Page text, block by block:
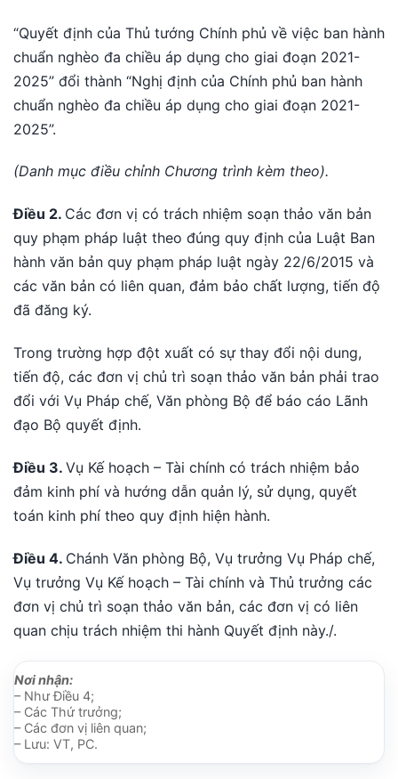
“Quyết định của Thủ tướng Chính phủ về việc ban hành
chuẩn nghèo đa chiều áp dụng cho giai đoạn 2021-
2025” đổi thành “Nghị định của Chính phủ ban hành
chuẩn nghèo đa chiều áp dụng cho giai đoạn 2021-
2025”.
(Danh mục điều chỉnh Chương trình kèm theo).
Điều 2. Các đơn vị có trách nhiệm soạn thảo văn bản
quy phạm pháp luật theo đúng quy định của Luật Ban
hành văn bản quy phạm pháp luật ngày 22/6/2015 và
các văn bản có liên quan, đảm bảo chất lượng, tiến độ
đã đăng ký.
Trong trường hợp đột xuất có sự thay đổi nội dung,
tiến độ, các đơn vị chủ trì soạn thảo văn bản phải trao
đổi với Vụ Pháp chế, Văn phòng Bộ để báo cáo Lãnh
đạo Bộ quyết định.
Điều 3. Vụ Kế hoạch – Tài chính có trách nhiệm bảo
đảm kinh phí và hướng dẫn quản lý, sử dụng, quyết
toán kinh phí theo quy định hiện hành.
Điều 4. Chánh Văn phòng Bộ, Vụ trưởng Vụ Pháp chế,
Vụ trưởng Vụ Kế hoạch – Tài chính và Thủ trưởng các
đơn vị chủ trì soạn thảo văn bản, các đơn vị có liên
quan chịu trách nhiệm thi hành Quyết định này./.
Nơi nhận:
– Như Điều 4;
– Các Thứ trưởng;
– Các đơn vị liên quan;
– Lưu: VT, PC.